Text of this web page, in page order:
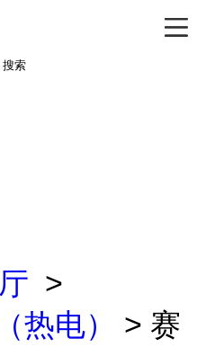
搜索
>
热电）
> 赛